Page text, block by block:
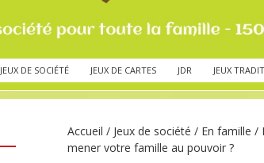
JEUX DE SOCIÉTÉ JEUX DE CARTES JDR JEUX
Accueil / Jeux de société / En famille /
mener votre famille au pouvoir ?